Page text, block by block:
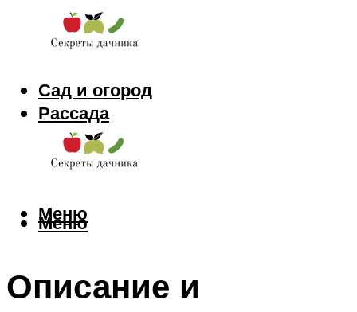
Сад и огород
Рассада
Цветы
Заготовки
Меню
Меню
Описание и